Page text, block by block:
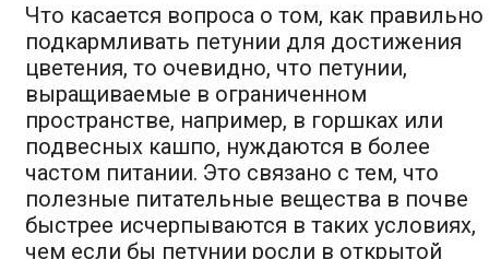
Что касается вопроса о том, как правильно
подкармливать петунии для достижения
цветения, то очевидно, что петунии,
выращиваемые в ограниченном
пространстве, например, в горшках или
подвесных кашпо, нуждаются в более
частом питании. Это связано с тем, что
полезные питательные вещества в почве
быстрее исчерпываются в таких условиях,
чем если бы петунии росли в открытой